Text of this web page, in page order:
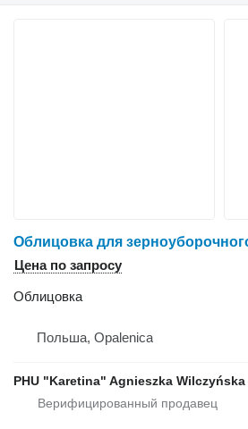
Цена по запросу
Облицовка
Польша, Opalenica
PHU "Karetina" Agnieszka Wilczyńska